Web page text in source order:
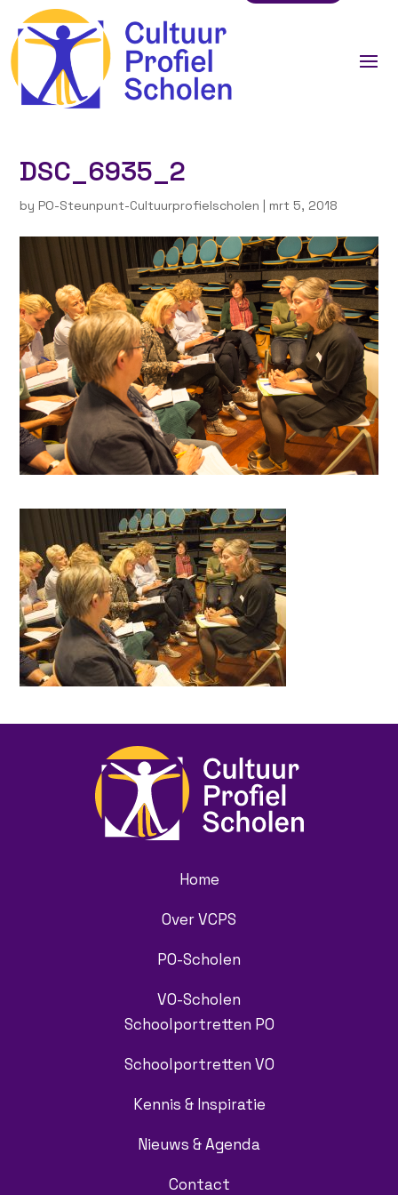
DSC_6935_2
by PO-Steunpunt-Cultuurprofielscholen | mrt 5, 2018
Home
Over VCPS
PO-Scholen
VO-Scholen
Schoolportretten PO
Schoolportretten VO
Kennis & Inspiratie
Nieuws & Agenda
Contact